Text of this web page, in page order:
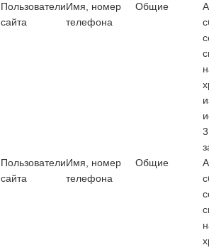
Пользователи
сайта
Имя, номер
телефона
Общие
Пользователи
сайта
Имя, номер
телефона
Общие